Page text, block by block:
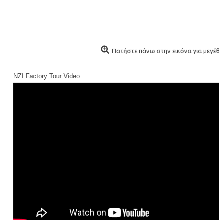
Πατήστε πάνω στην εικόνα για
NZI Factory Tour Video